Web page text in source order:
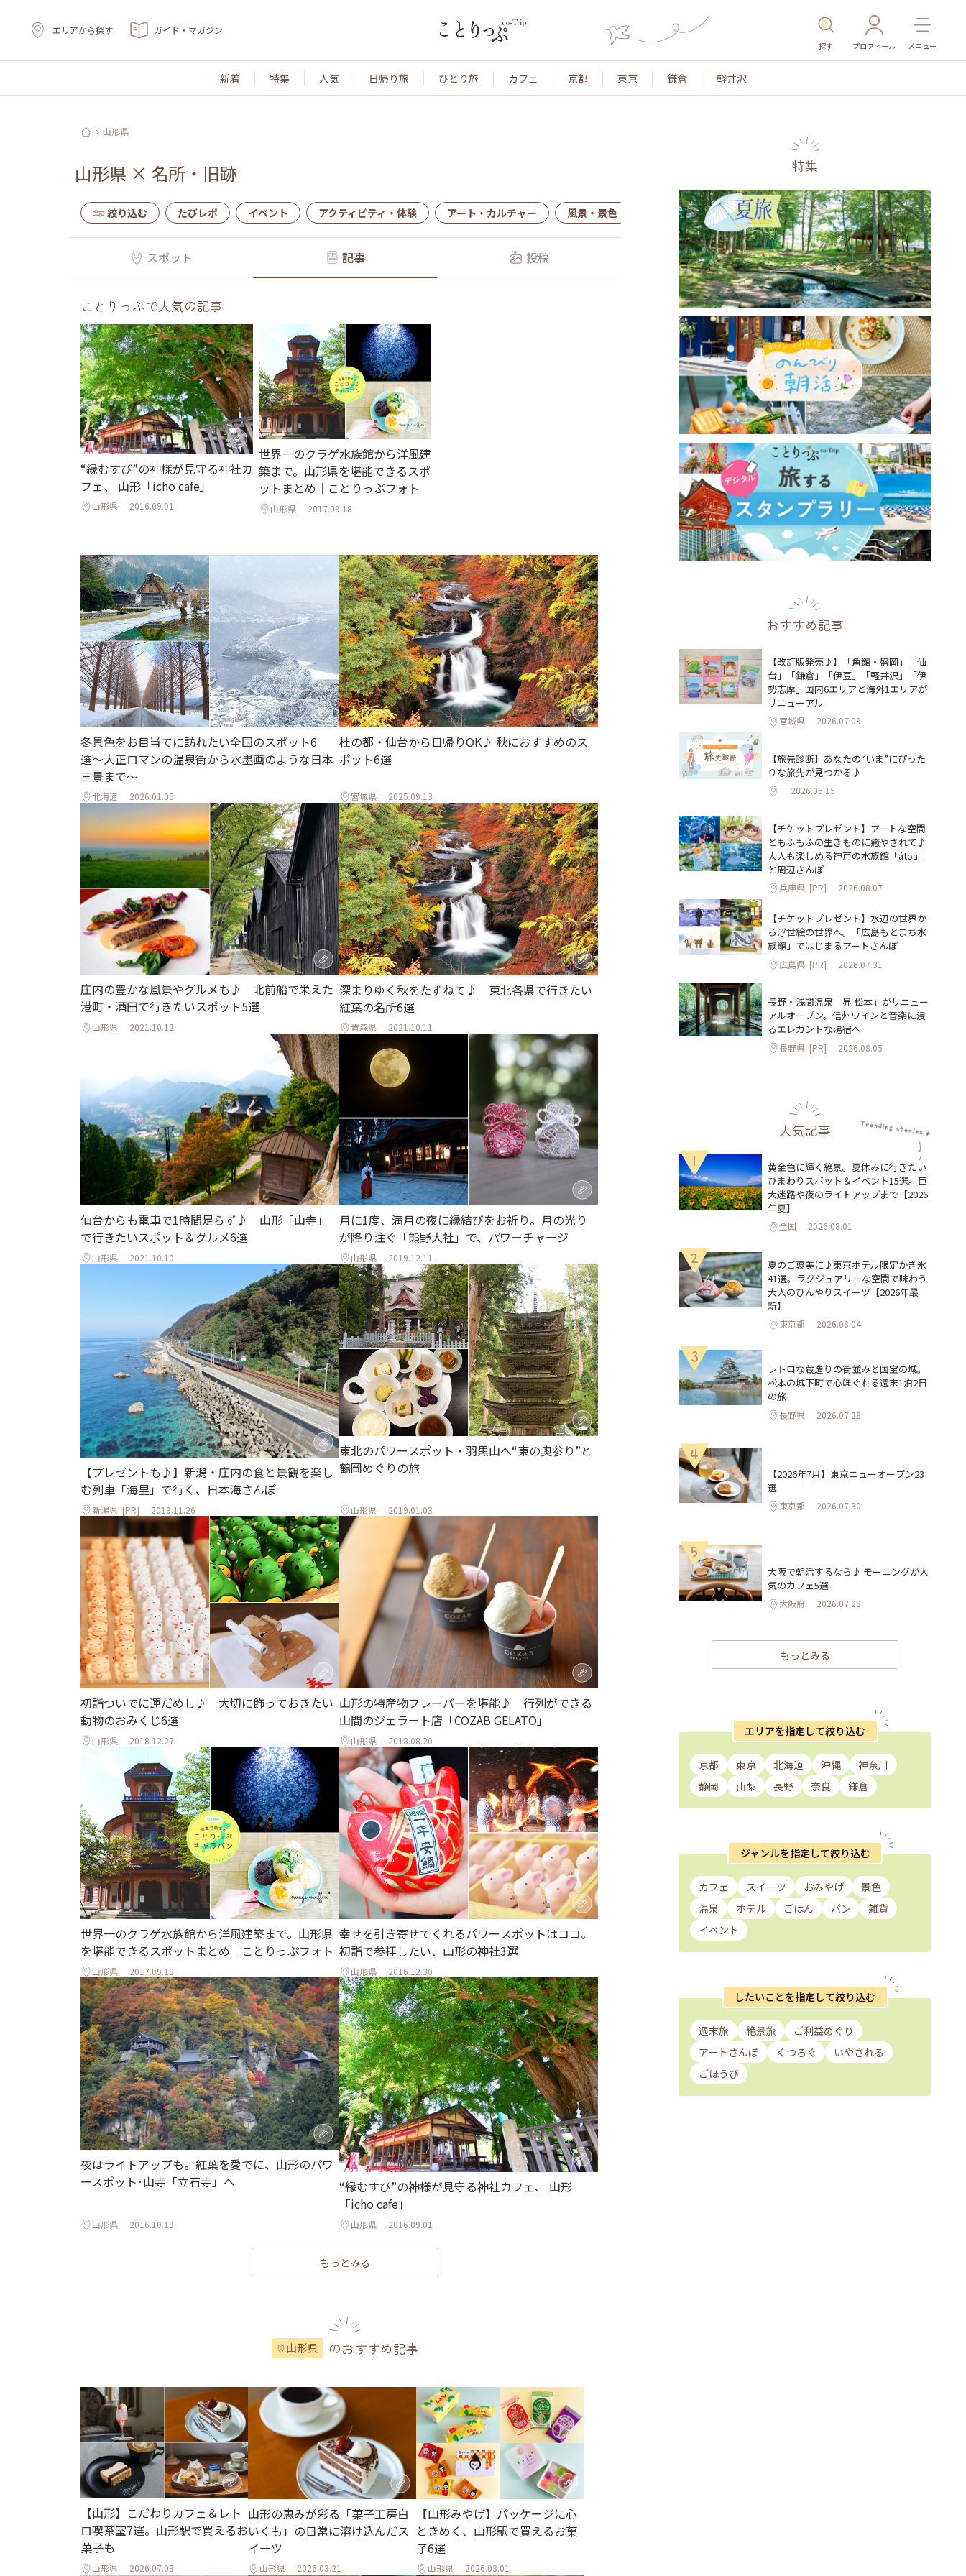
エリアから探す ガイド・マガジン
探す プロフィール メニュー
新着 特集 人気 日帰り旅 ひとり旅 カフェ 京都 東京 鎌倉 軽井沢
山形県
山形県 × 名所・旧跡
絞り込む たびレポ イベント アクティビティ・体験 アート・カルチャー 風景・景色 名所・旧跡 温泉・スパ その他施設 ごはん
スポット 記事 投稿
ことりっぷで人気の記事
“縁むすび”の神様が見守る神社カ
フェ、 山形「icho cafe」
山形県 2016.09.01
世界一のクラゲ水族館から洋風建
築まで。山形県を堪能できるスポ
ットまとめ｜ことりっぷフォト
山形県 2017.09.18
冬景色をお目当てに訪れたい全国のスポット6
選〜大正ロマンの温泉街から水墨画のような日本
三景まで〜
北海道 2026.01.05
杜の都・仙台から日帰りOK♪ 秋におすすめのス
ポット6選
宮城県 2025.09.13
庄内の豊かな風景やグルメも♪ 北前船で栄えた
港町・酒田で行きたいスポット5選
山形県 2021.10.12
深まりゆく秋をたずねて♪ 東北各県で行きたい
紅葉の名所6選
青森県 2021.10.11
仙台からも電車で1時間足らず♪ 山形「山寺」
で行きたいスポット＆グルメ6選
山形県 2021.10.10
月に1度、満月の夜に縁結びをお祈り。月の光り
が降り注ぐ「熊野大社」で、パワーチャージ
山形県 2019.12.11
【プレゼントも♪】新潟・庄内の食と景観を楽し
む列車「海里」で行く、日本海さんぽ
新潟県 [PR] 2019.11.26
東北のパワースポット・羽黒山へ“東の奥参り”と
鶴岡めぐりの旅
山形県 2019.01.03
初詣ついでに運だめし♪ 大切に飾っておきたい
動物のおみくじ6選
山形県 2018.12.27
山形の特産物フレーバーを堪能♪ 行列ができる
山間のジェラート店「COZAB GELATO」
山形県 2018.08.20
世界一のクラゲ水族館から洋風建築まで。山形県
を堪能できるスポットまとめ｜ことりっぷフォト
山形県 2017.09.18
幸せを引き寄せてくれるパワースポットはココ。
初詣で参拝したい、山形の神社3選
山形県 2016.12.30
夜はライトアップも。紅葉を愛でに、山形のパワ
ースポット･山寺「立石寺」へ
山形県 2016.10.19
“縁むすび”の神様が見守る神社カフェ、 山形
「icho cafe」
山形県 2016.09.01
もっとみる
山形県 のおすすめ記事
【山形】こだわりカフェ＆レト
ロ喫茶室7選。山形駅で買えるお
菓子も
山形県 2026.07.03
山形の恵みが彩る「菓子工房白
いくも」の日常に溶け込んだス
イーツ
山形県 2026.03.21
【山形みやげ】パッケージに心
ときめく、山形駅で買えるお菓
子6選
山形県 2026.03.01
特集
おすすめ記事
【改訂版発売♪】「角館・盛岡」「仙
台」「鎌倉」「伊豆」「軽井沢」「伊
勢志摩」国内6エリアと海外1エリアが
リニューアル
宮城県 2026.07.09
【旅先診断】あなたの“いま”にぴった
りな旅先が見つかる♪
2026.05.15
【チケットプレゼント】アートな空間
ともふもふの生きものに癒やされて♪
大人も楽しめる神戸の水族館「átoa」
と周辺さんぽ
兵庫県 [PR] 2026.08.07
【チケットプレゼント】水辺の世界か
ら浮世絵の世界へ。「広島もとまち水
族館」ではじまるアートさんぽ
広島県 [PR] 2026.07.31
長野・浅間温泉「界 松本」がリニュー
アルオープン。信州ワインと音楽に浸
るエレガントな湯宿へ
長野県 [PR] 2026.08.05
人気記事
1
黄金色に輝く絶景。夏休みに行きたい
ひまわりスポット＆イベント15選。巨
大迷路や夜のライトアップまで【2026
年夏】
全国 2026.08.01
2
夏のご褒美に♪東京ホテル限定かき氷
41選。ラグジュアリーな空間で味わう
大人のひんやりスイーツ【2026年最
新】
東京都 2026.08.04
3
レトロな蔵造りの街並みと国宝の城。
松本の城下町で心ほぐれる週末1泊2日
の旅
長野県 2026.07.28
4
【2026年7月】東京ニューオープン23
選
東京都 2026.07.30
5
大阪で朝活するなら♪ モーニングが人
気のカフェ5選
大阪府 2026.07.28
もっとみる
エリアを指定して絞り込む
京都 東京 北海道 沖縄
神奈川
静岡
山梨 長野 奈良 鎌倉
ジャンルを指定して絞り込む
カフェ スイーツ おみやげ
景色
温泉
ホテル ごはん パン
雑貨
イベント
したいことを指定して絞り込む
週末旅 絶景旅
ご利益めぐり
アートさんぽ
くつろぐ
いやされる
ごほうび